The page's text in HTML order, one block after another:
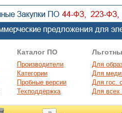
Каталог ПО
Производители
Категории
Пробные версии
Техподдержка
Для
Для
Для гос.
Для